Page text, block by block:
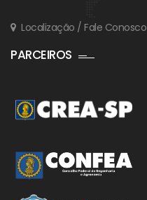
Localização / Fale Conosco
PARCEIROS